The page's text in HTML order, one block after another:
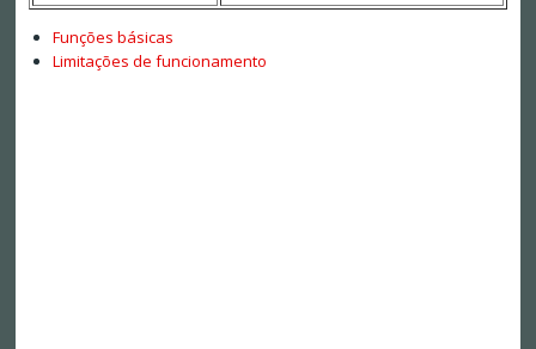
Funções básicas
Limitações de funcionamento